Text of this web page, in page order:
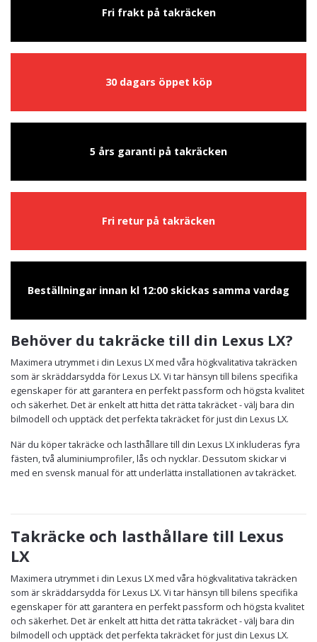
Fri frakt på takräcken
30 dagars öppet köp
5 års garanti på takräcken
Fri retur på takräcken
Beställningar innan kl 12:00 skickas samma vardag
Behöver du takräcke till din Lexus LX?
Maximera utrymmet i din Lexus LX med våra högkvalitativa takräcken
som är skräddarsydda för Lexus LX. Vi tar hänsyn till bilens specifika
egenskaper för att garantera en perfekt passform och högsta kvalitet
och säkerhet. Det är enkelt att hitta det rätta takräcket - välj bara din
bilmodell och upptäck det perfekta takräcket för just din Lexus LX.
När du köper takräcke och lasthållare till din Lexus LX inkluderas fyra
fästen, två aluminiumprofiler, lås och nycklar. Dessutom skickar vi
med en svensk manual för att underlätta installationen av takräcket.
Takräcke och lasthållare till Lexus
LX
Maximera utrymmet i din Lexus LX med våra högkvalitativa takräcken
som är skräddarsydda för Lexus LX. Vi tar hänsyn till bilens specifika
egenskaper för att garantera en perfekt passform och högsta kvalitet
och säkerhet. Det är enkelt att hitta det rätta takräcket - välj bara din
bilmodell och upptäck det perfekta takräcket för just din Lexus LX.